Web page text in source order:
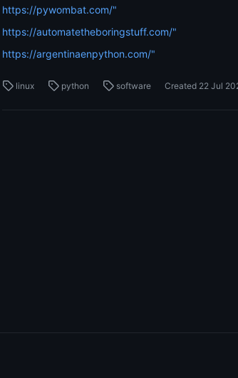
https://pywombat.com/"
https://automatetheboringstuff.com/"
https://argentinaenpython.com/"
linux python software Created 22 Jul